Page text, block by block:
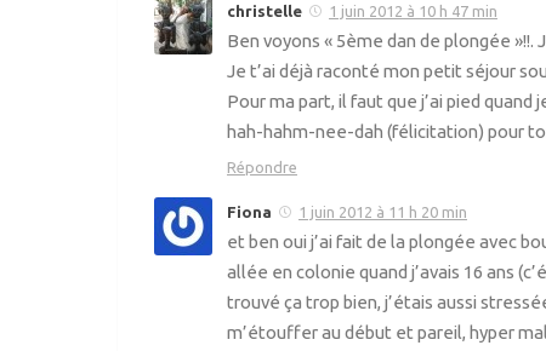
christelle 1 juin 2012 à 10 h 47 min
Ben voyons « 5ème dan de plongée »!!.
Je t’ai déjà raconté mon petit séjour
Pour ma part, il faut que j’ai pied quand
hah-hahm-nee-dah (félicitation) pour
Répondre
Fiona 1 juin 2012 à 11 h 20 min
et ben oui j’ai fait de la plongée avec
allée en colonie quand j’avais 16 ans
trouvé ça trop bien, j’étais aussi
m’étouffer au début et pareil, hyper